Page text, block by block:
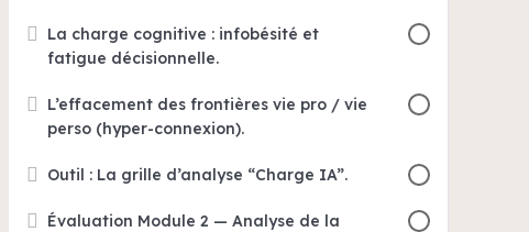
La charge cognitive : infobésité et
fatigue décisionnelle.
L’effacement des frontières vie pro / vie
perso (hyper-connexion).
Outil : La grille d’analyse “Charge IA”.
Évaluation Module 2 — Analyse de la